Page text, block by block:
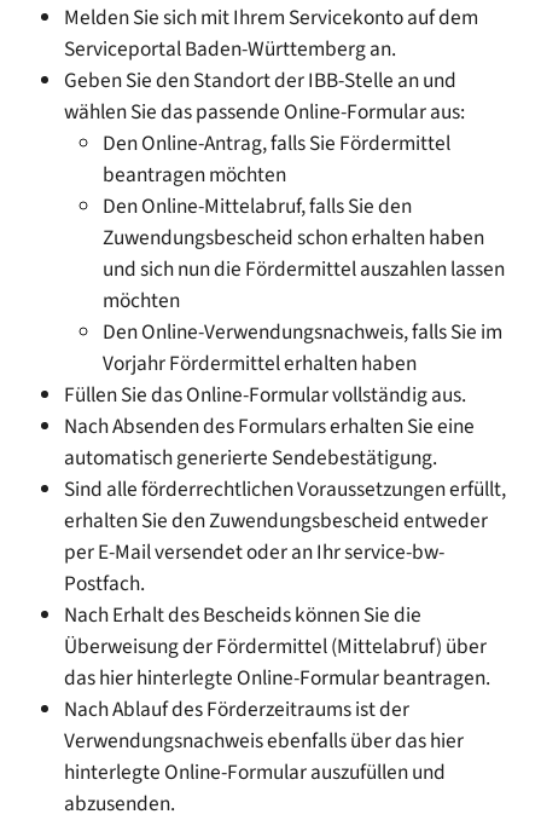
Melden Sie sich mit Ihrem Servicekonto auf dem
Serviceportal Baden-Württemberg an.
Geben Sie den Standort der IBB-Stelle an und
wählen Sie das passende Online-Formular aus:
Den Online-Antrag, falls Sie Fördermittel
beantragen möchten
Den Online-Mittelabruf, falls Sie den
Zuwendungsbescheid schon erhalten haben
und sich nun die Fördermittel auszahlen lassen
möchten
Den Online-Verwendungsnachweis, falls Sie im
Vorjahr Fördermittel erhalten haben
Füllen Sie das Online-Formular vollständig aus.
Nach Absenden des Formulars erhalten Sie eine
automatisch generierte Sendebestätigung.
Sind alle förderrechtlichen Voraussetzungen erfüllt,
erhalten Sie den Zuwendungsbescheid entweder
per E-Mail versendet oder an Ihr service-bw-
Postfach.
Nach Erhalt des Bescheids können Sie die
Überweisung der Fördermittel (Mittelabruf) über
das hier hinterlegte Online-Formular beantragen.
Nach Ablauf des Förderzeitraums ist der
Verwendungsnachweis ebenfalls über das hier
hinterlegte Online-Formular auszufüllen und
abzusenden.